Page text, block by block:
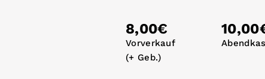
8,00€
Vorverkauf
(+ Geb.)